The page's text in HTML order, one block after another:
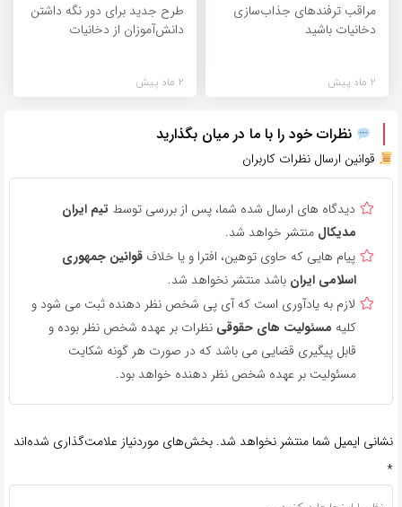
مراقب ترفندهای جذاب‌سازی
دخانیات باشید
2 ماه پیش
طرح جدید برای دور نگه داشتن
دانش‌آموزان از دخانیات
2 ماه پیش
نظرات خود را با ما در میان بگذارید
قوانین ارسال نظرات کاربران
دیدگاه های ارسال شده شما، پس از بررسی توسط تیم ایران
مدیکال منتشر خواهد شد.
پیام هایی که حاوی توهین، افترا و یا خلاف قوانین جمهوری
اسلامی ایران باشد منتشر نخواهد شد.
لازم به یادآوری است که آی پی شخص نظر دهنده ثبت می شود و
کلیه مسئولیت های حقوقی نظرات بر عهده شخص نظر بوده و
قابل پیگیری قضایی می باشد که در صورت هر گونه شکایت
مسئولیت بر عهده شخص نظر دهنده خواهد بود.
نشانی ایمیل شما منتشر نخواهد شد. بخش‌های موردنیاز علامت‌گذاری شده‌اند
*